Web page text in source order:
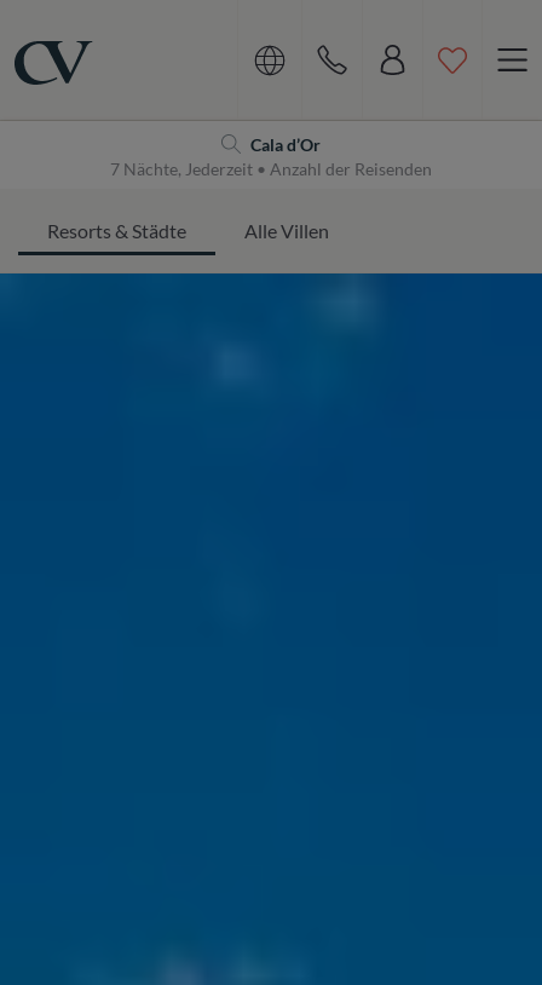
Cala d’Or
7 Nächte, Jederzeit • Anzahl der Reisenden
Resorts & Städte Alle Villen